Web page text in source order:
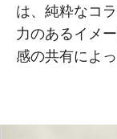
は、純粋なコ
力のあるイメ
感の共有によ